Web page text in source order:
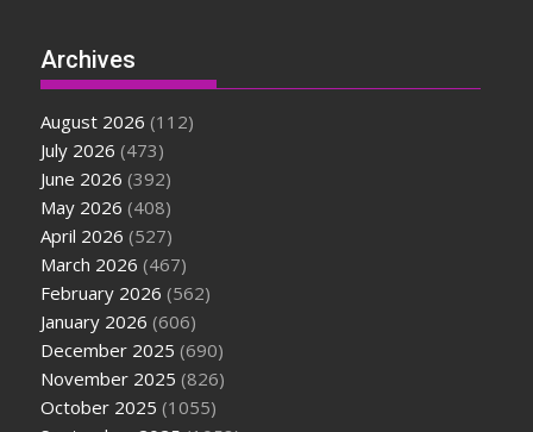
Archives
August 2026 (112)
July 2026 (473)
June 2026 (392)
May 2026 (408)
April 2026 (527)
March 2026 (467)
February 2026 (562)
January 2026 (606)
December 2025 (690)
November 2025 (826)
October 2025 (1055)